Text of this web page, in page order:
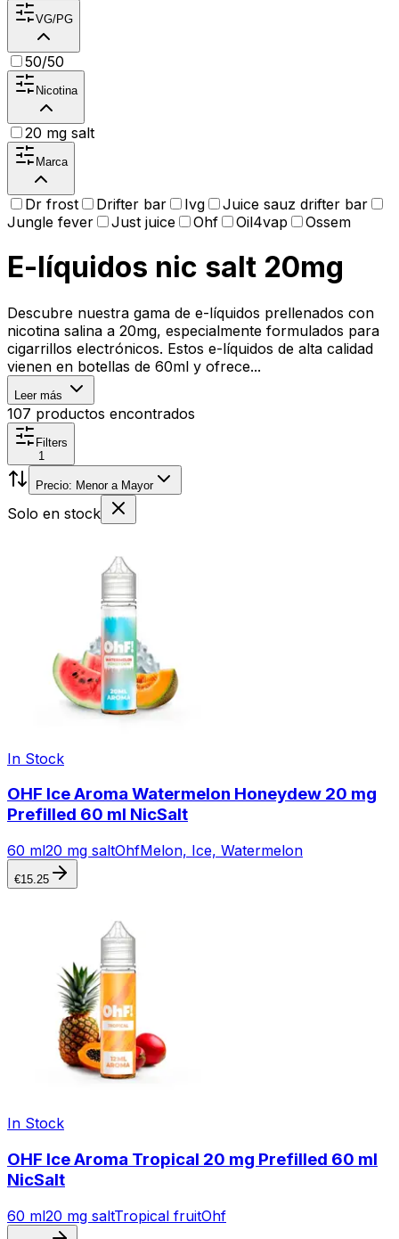
VG/PG
50/50
Nicotina
20 mg salt
Marca
Dr frost Drifter bar Ivg
Juice sauz drifter bar
Jungle fever
Just juice Ohf Oil4vap Ossem
E-líquidos nic salt 20mg
Descubre nuestra gama de e-líquidos prellenados con
nicotina salina a 20mg, especialmente formulados para
cigarrillos electrónicos. Estos e-líquidos de alta calidad
vienen en botellas de 60ml y ofrece...
Leer más
107 productos encontrados
Filters
1
Precio: Menor a Mayor
Solo en stock
In Stock
OHF Ice Aroma Watermelon Honeydew 20 mg
Prefilled 60 ml NicSalt
60 ml20 mg saltOhfMelon, Ice, Watermelon
€15.25
In Stock
OHF Ice Aroma Tropical 20 mg Prefilled 60 ml
NicSalt
60 ml20 mg saltTropical fruitOhf